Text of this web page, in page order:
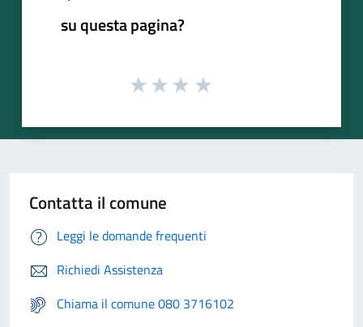
su questa pagina?
Contatta il comune
Leggi le domande frequenti
Richiedi Assistenza
Chiama il comune 080 3716102